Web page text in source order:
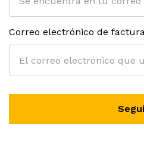
Correo electrónico de